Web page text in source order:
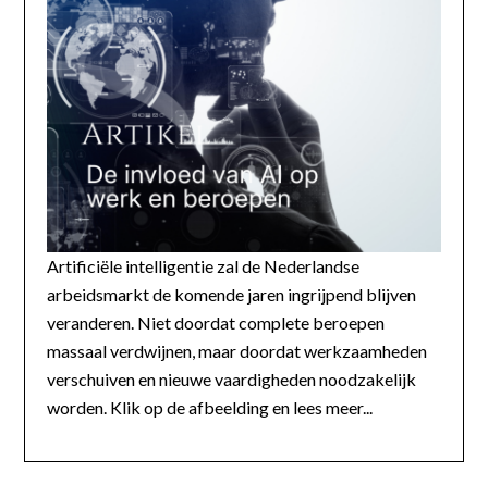
Artificiële intelligentie zal de Nederlandse
arbeidsmarkt de komende jaren ingrijpend blijven
veranderen. Niet doordat complete beroepen
massaal verdwijnen, maar doordat werkzaamheden
verschuiven en nieuwe vaardigheden noodzakelijk
worden. Klik op de afbeelding en lees meer...